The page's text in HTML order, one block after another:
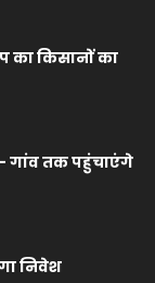
का किसानों का
गांव तक पहुंचाएंगे
निवेश